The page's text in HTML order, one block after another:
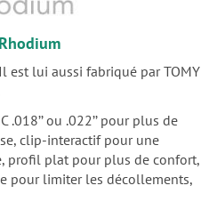
est lui aussi fabriqué par TOMY
ou .022’’ pour plus de
clip-interactif pour une
profil plat pour plus de confort,
pour limiter les décollements,